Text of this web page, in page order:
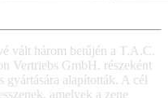
vált három betűjén a T.A.C.
Vertriebs GmbH. részeként
gyártására alapították. A cél
amelyek a zene